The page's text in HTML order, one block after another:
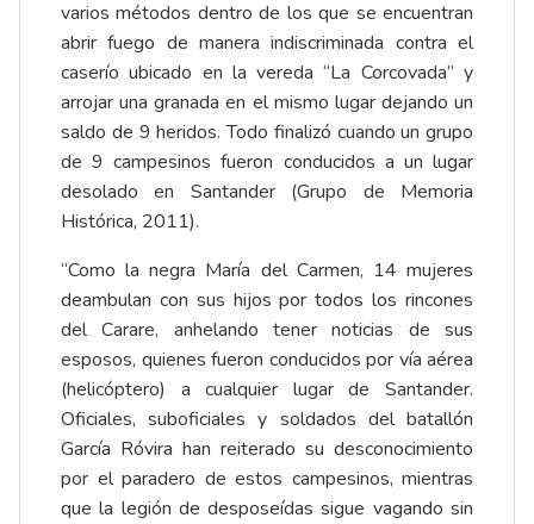
varios métodos dentro de los que se encuentran
abrir fuego de manera indiscriminada contra el
caserío ubicado en la vereda “La Corcovada” y
arrojar una granada en el mismo lugar dejando un
saldo de 9 heridos. Todo finalizó cuando un grupo
de 9 campesinos fueron conducidos a un lugar
desolado en Santander (Grupo de Memoria
Histórica, 2011).
“Como la negra María del Carmen, 14 mujeres
deambulan con sus hijos por todos los rincones
del Carare, anhelando tener noticias de sus
esposos, quienes fueron conducidos por vía aérea
(helicóptero) a cualquier lugar de Santander.
Oficiales, suboficiales y soldados del batallón
García Róvira han reiterado su desconocimiento
por el paradero de estos campesinos, mientras
que la legión de desposeídas sigue vagando sin